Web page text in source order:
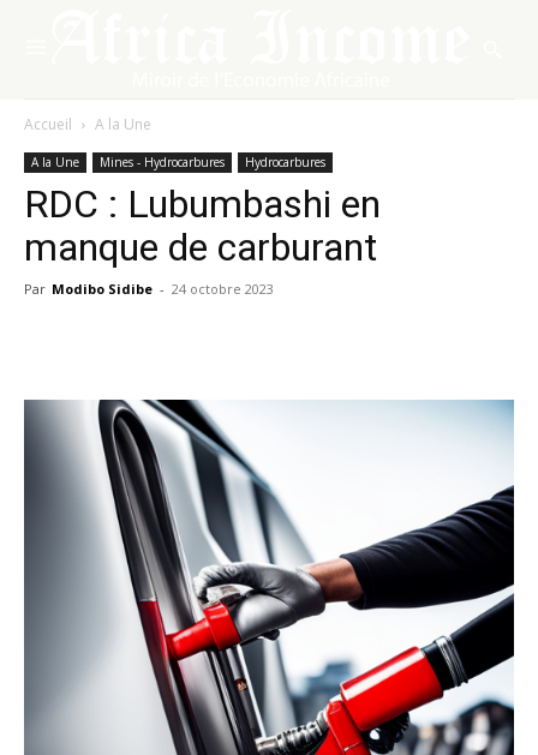
Accueil A la Une
A la Une Mines - Hydrocarbures Hydrocarbures
RDC : Lubumbashi en
manque de carburant
Par Modibo Sidibe - 24 octobre 2023